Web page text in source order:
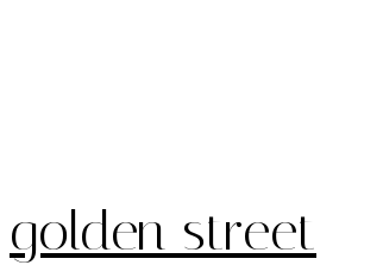
golden street